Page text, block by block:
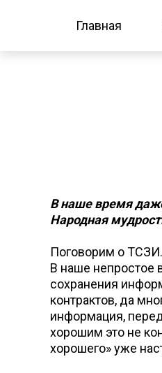
Главная
В наше время
Народная
Поговорим о ТСЗИ.
В наше непростое
сохранения
контрактов, да
информация,
хорошим это не
хорошего» уже